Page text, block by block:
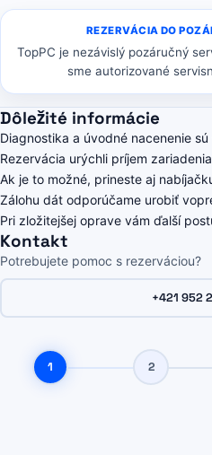
REZERVÁCIA DO
TopPC je nezávislý pozáručný
sme autorizované
1 2
Dôležité informácie
Diagnostika a úvodné nacenenie
Rezervácia urýchli príjem
Ak je to možné, prineste aj
Zálohu dát odporúčame urobiť
Pri zložitejšej oprave vám ďalší
Kontakt
Potrebujete pomoc s rezerváciou?
+421 952